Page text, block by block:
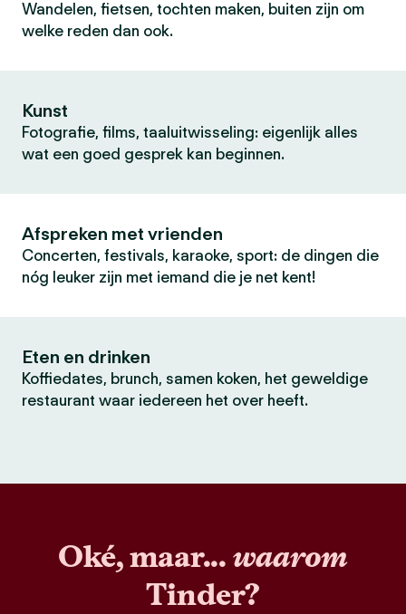
Wandelen, fietsen, tochten maken, buiten zijn om
welke reden dan ook.
Kunst
Fotografie, films, taaluitwisseling: eigenlijk alles
wat een goed gesprek kan beginnen.
Afspreken met vrienden
Concerten, festivals, karaoke, sport: de dingen die
nóg leuker zijn met iemand die je net kent!
Eten en drinken
Koffiedates, brunch, samen koken, het geweldige
restaurant waar iedereen het over heeft.
Oké, maar...waarom
Tinder?